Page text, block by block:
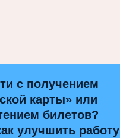
с получением
карты» или
билетов?
улучшить работу